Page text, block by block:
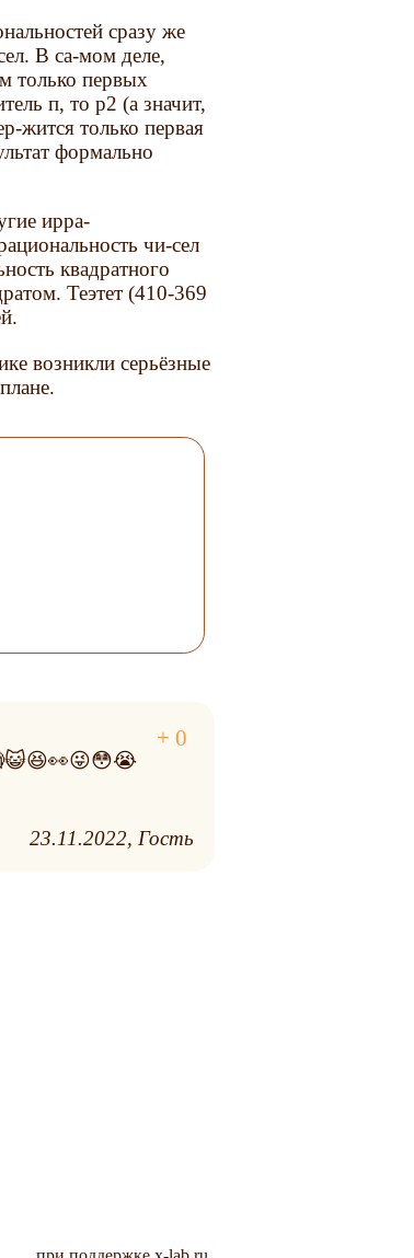
сразу же
В са-мом деле,
только первых
п, то р2 (а значит,
жится только первая
формально
ирра-
чи-сел
квадратного
Теэтет (410-369
возникли серьёзные
23.11.2022 Гость